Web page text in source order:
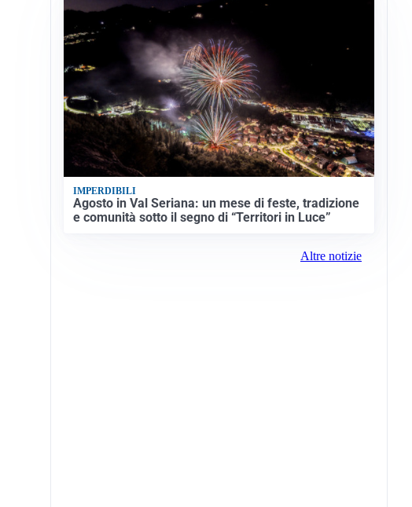
IMPERDIBILI
Agosto in Val Seriana: un mese di feste, tradizione
e comunità sotto il segno di “Territori in Luce”
Altre notizie